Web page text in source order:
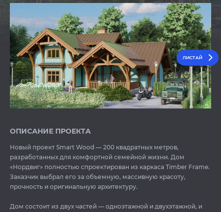
ЛИСТАЙ
ОПИСАНИЕ ПРОЕКТА
Новый проект Smart Wood — 200 квадратных метров,
разработанных для комфортной семейной жизни. Дом
«Нордвиг» полностью спроектирован из каркаса Timber Frame.
Заказчик выбрал его за объемную, массивную красоту,
прочность и оригинальную архитектуру.
Дом состоит из двух частей — одноэтажной и двухэтажной, и